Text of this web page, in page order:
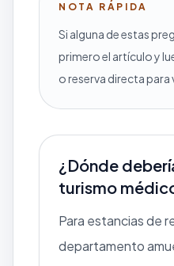
NOTA RÁPIDA
Si alguna de estas
primero el artículo y
o reserva directa
¿Dónde
turismo
Para estancias de
departamento